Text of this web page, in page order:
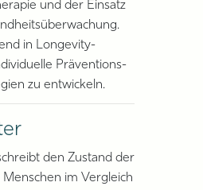
und der Einsatz
in Longevity-
Präventions-
zu entwickeln.
den Zustand der
im Vergleich